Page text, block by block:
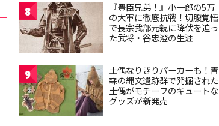
8
『豊臣兄弟！』小一郎の5万
の大軍に徹底抗戦！切腹覚悟
で長宗我部元親に降伏を迫っ
た武将・谷忠澄の生涯
9
土偶なりきりパーカーも！青
森の縄文遺跡群で発掘された
土偶がモチーフのキュートな
グッズが新発売